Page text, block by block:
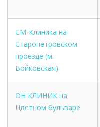
СМ-Клиника на
Старопетровском
проезде (м.
Войковская)
ОН КЛИНИК на
Цветном бульваре